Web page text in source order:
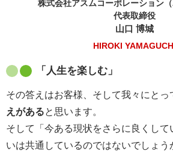
株式会社アスムコーポレーション（
代表取締役
山口 博城
HIROKI
「人生を楽しむ」
その答えはお客様、そして我々にとっ
えがあると思います。
そして「今ある現状をさらに良くして
いは共通しているのではないでしょう